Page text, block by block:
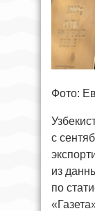
Фото:
с
из
по